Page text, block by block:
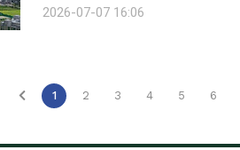
안전부 주관 재난관리평가에서 각각
2026-07-07 16:06
1 2 3 4 5 6